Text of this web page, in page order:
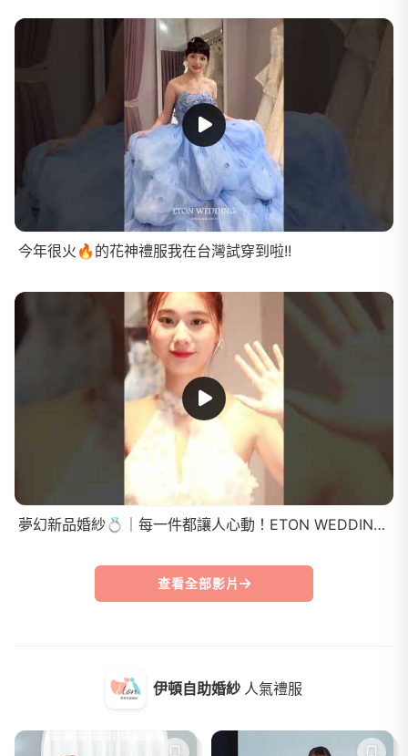
伊頓自助婚紗 人氣禮服
今年很火🔥的花神禮服我在台灣試穿到啦!!
夢幻新品婚紗💍｜每一件都讓人心動！ETON WEDDING 新品登場✨
查看全部影片